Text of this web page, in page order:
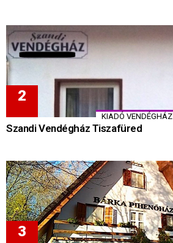
KIADÓ VENDÉGHÁZ
Szandi Vendégház Tiszafüred